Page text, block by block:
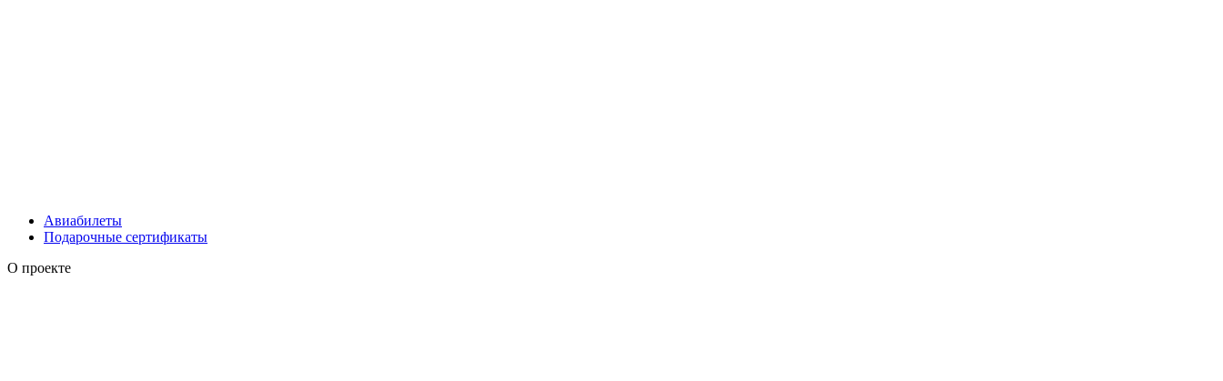
Авиабилеты
Подарочные сертификаты
О проекте